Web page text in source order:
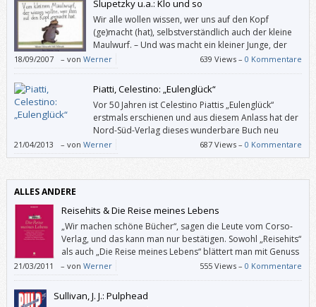
Slupetzky u.a.: Klo und so
Wir alle wollen wissen, wer uns auf den Kopf
(ge)macht (hat), selbstverständlich auch der kleine
Maulwurf. – Und was macht ein kleiner Junge, der
schon allein aufs Klo gehen kann, wenn dieses (etwa
von seinem lesenden Bruder) viel zu lange okkupiert wird? Richtig: Er
scheißt drauf.
18/09/2007 – von Werner 639 Views –0 Kommentare
Piatti, Celestino: „Eulenglück“
Vor 50 Jahren ist Celestino Piattis „Eulenglück“
erstmals erschienen und aus diesem Anlass hat der
Nord-Süd-Verlag dieses wunderbare Buch neu
herausgebracht. Und auch in 50 Jahren wird das
„Eulenglück“ immer noch seine Gültigkeit haben, mit seiner simpel
herausragenden Illustrationen.
21/04/2013 – von Werner 687 Views –0 Kommentare
ALLES ANDERE
Reisehits & Die Reise meines Lebens
„Wir machen schöne Bücher“, sagen die Leute vom Corso-
Verlag, und das kann man nur bestätigen. Sowohl „Reisehits“
als auch „Die Reise meines Lebens“ blättert man mit Genuss
durch und bleibt gerne bei einzelnen Beiträgen hängen.
21/03/2011 – von Werner 555 Views –0 Kommentare
Sullivan, J. J.: Pulphead